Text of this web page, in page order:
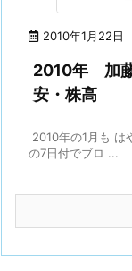
2010年1月22日
2010年 加藤
安・株高
2010年の1月も は
の7日付でブロ ...